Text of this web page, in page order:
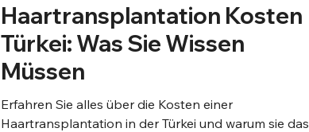
Haartransplantation Kosten
Türkei: Was Sie Wissen
Müssen
Erfahren Sie alles über die Kosten einer
Haartransplantation in der Türkei und warum sie das